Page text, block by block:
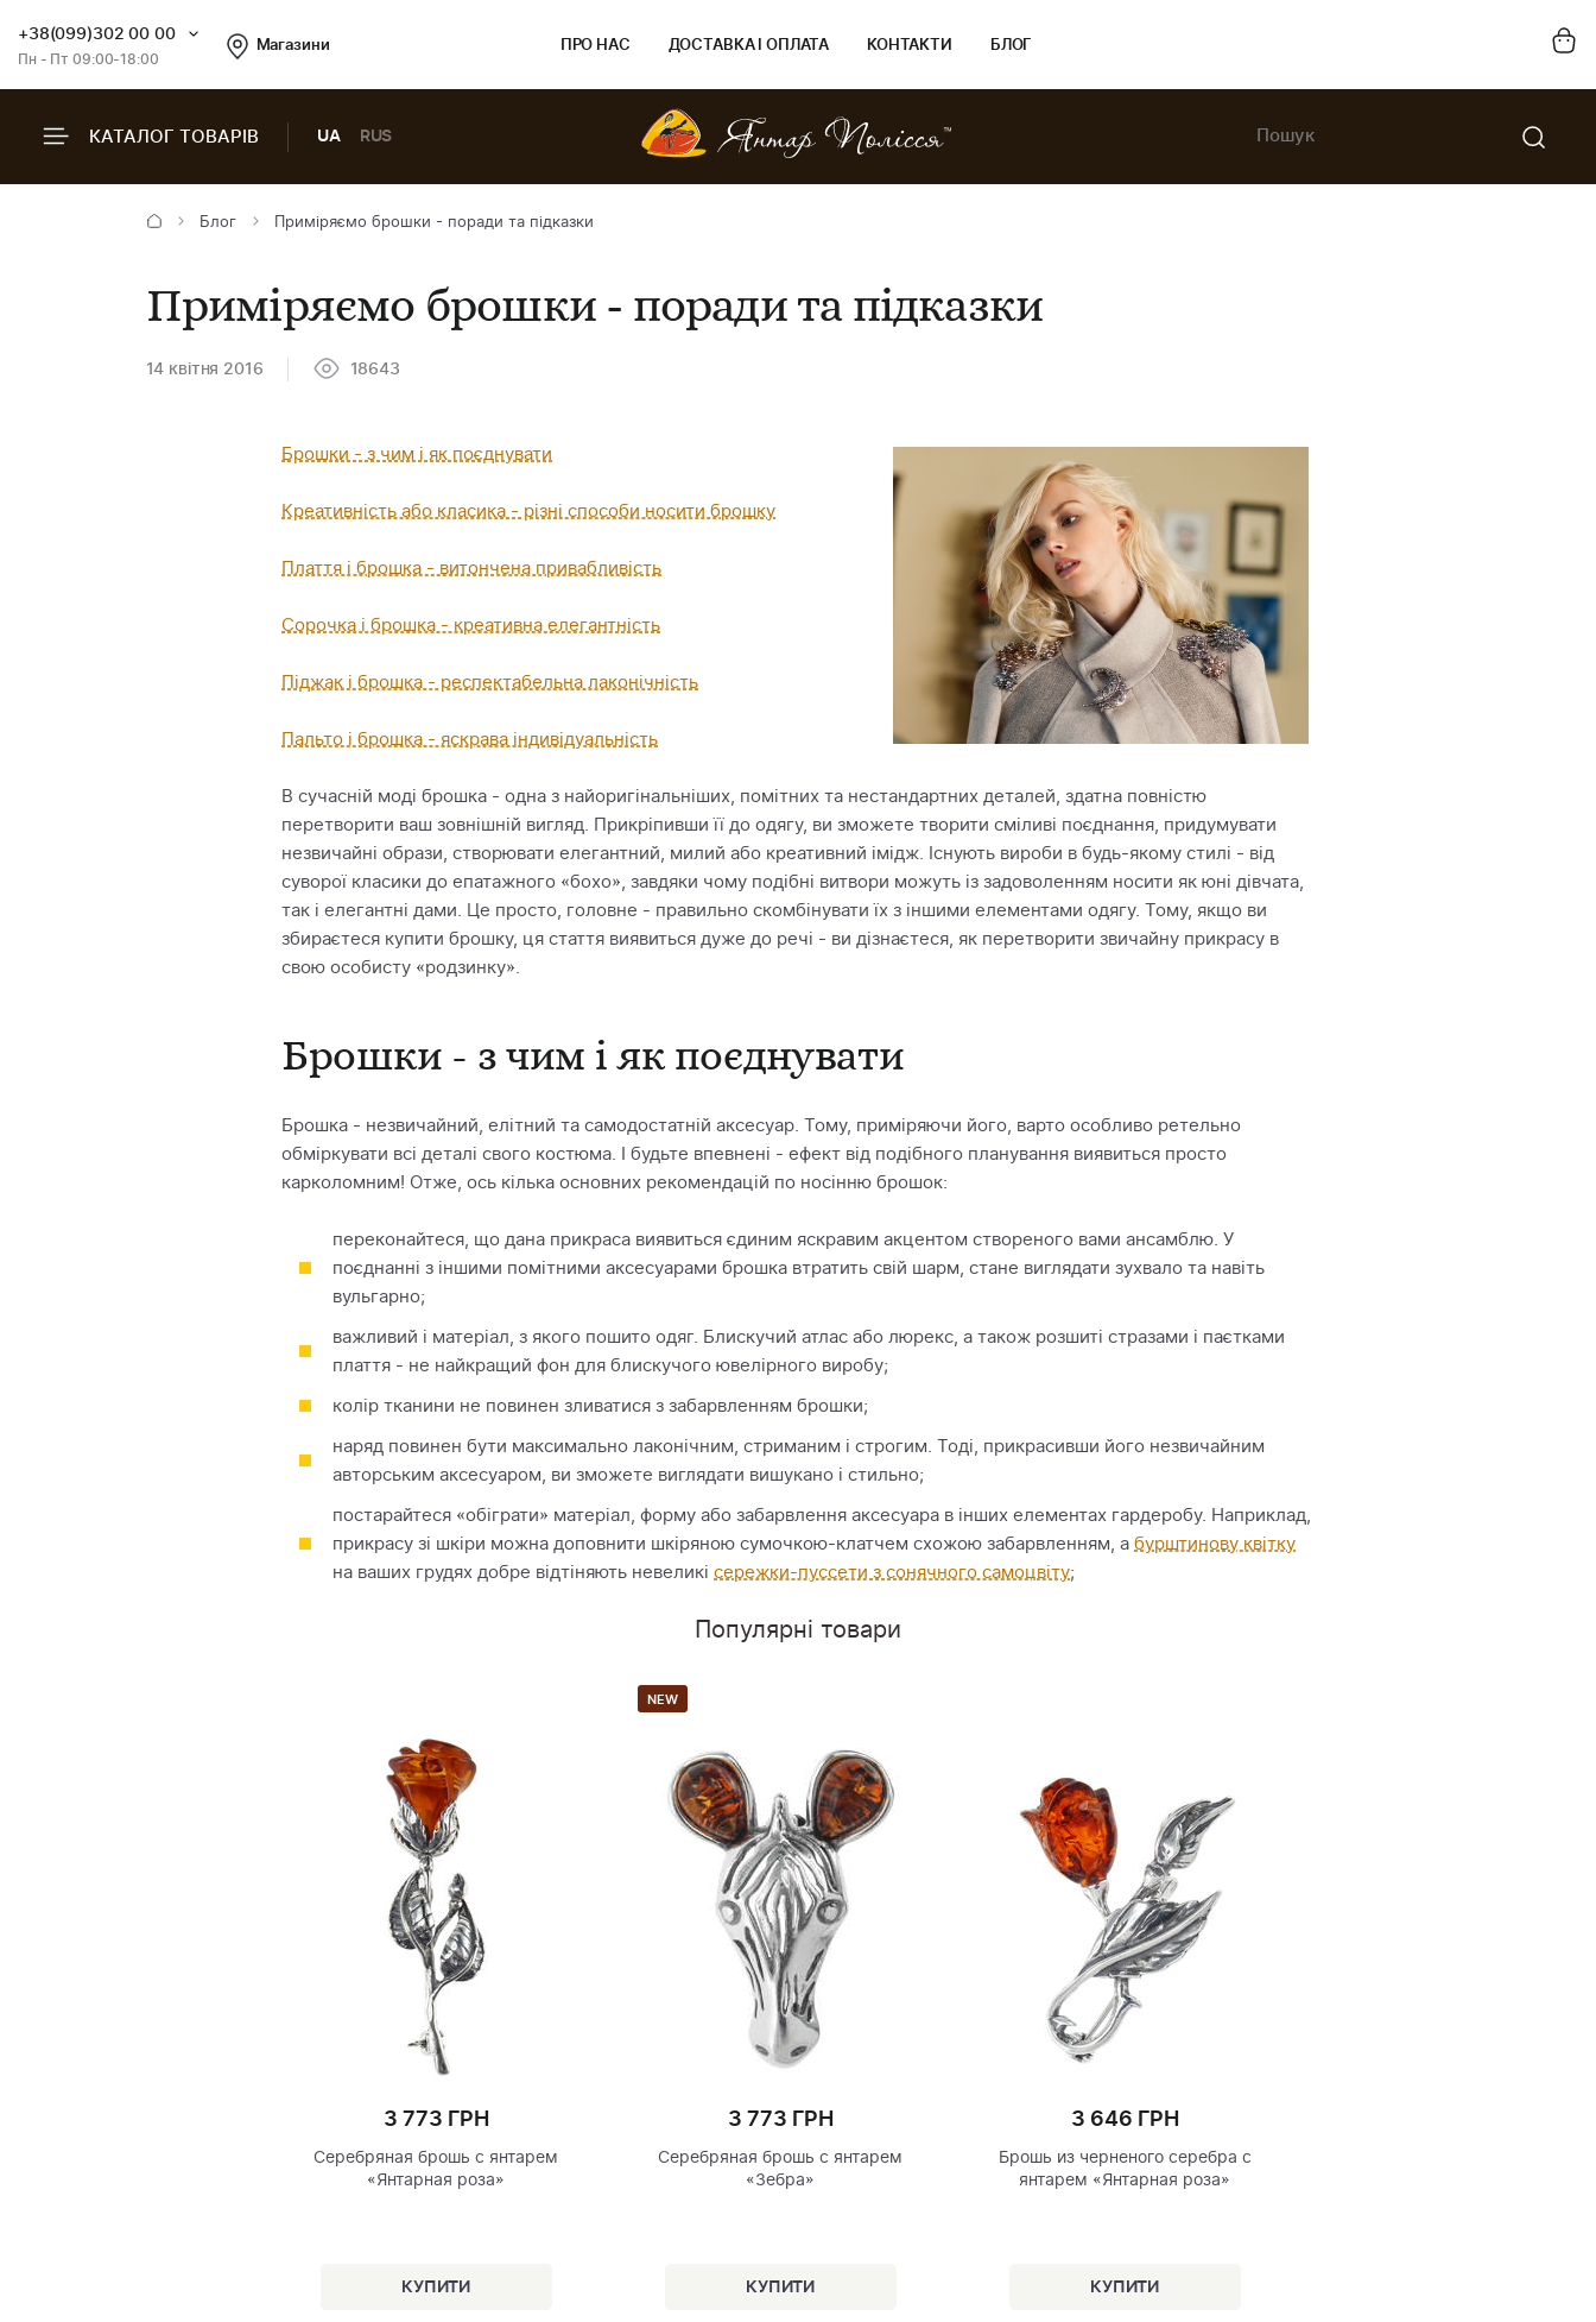
+38(099)302 00 00
Пн - Пт 09:00-18:00
Магазини ПРО НАС ДОСТАВКА І ОПЛАТА КОНТАКТИ БЛОГ
КАТАЛОГ ТОВАРІВ UA RUS
Блог Приміряємо брошки - поради та підказки
Приміряємо брошки - поради та підказки
14 квітня 2016 18643
Брошки - з чим і як поєднувати
Креативність або класика - різні способи носити брошку
Плаття і брошка - витончена привабливість
Сорочка і брошка - креативна елегантність
Піджак і брошка - респектабельна лаконічність
Пальто і брошка - яскрава індивідуальність
В сучасній моді брошка - одна з найоригінальніших, помітних та нестандартних деталей, здатна повністю
перетворити ваш зовнішній вигляд. Прикріпивши її до одягу, ви зможете творити сміливі поєднання, придумувати
незвичайні образи, створювати елегантний, милий або креативний імідж. Існують вироби в будь-якому стилі - від
суворої класики до епатажного «бохо», завдяки чому подібні витвори можуть із задоволенням носити як юні дівчата,
так і елегантні дами. Це просто, головне - правильно скомбінувати їх з іншими елементами одягу. Тому, якщо ви
збираєтеся купити брошку, ця стаття виявиться дуже до речі - ви дізнаєтеся, як перетворити звичайну прикрасу в
свою особисту «родзинку».
Брошки - з чим і як поєднувати
Брошка - незвичайний, елітний та самодостатній аксесуар. Тому, приміряючи його, варто особливо ретельно
обміркувати всі деталі свого костюма. І будьте впевнені - ефект від подібного планування виявиться просто
карколомним! Отже, ось кілька основних рекомендацій по носінню брошок:
переконайтеся, що дана прикраса виявиться єдиним яскравим акцентом створеного вами ансамблю. У
поєднанні з іншими помітними аксесуарами брошка втратить свій шарм, стане виглядати зухвало та навіть
вульгарно;
важливий і матеріал, з якого пошито одяг. Блискучий атлас або люрекс, а також розшиті стразами і паєтками
плаття - не найкращий фон для блискучого ювелірного виробу;
колір тканини не повинен зливатися з забарвленням брошки;
наряд повинен бути максимально лаконічним, стриманим і строгим. Тоді, прикрасивши його незвичайним
авторським аксесуаром, ви зможете виглядати вишукано і стильно;
постарайтеся «обіграти» матеріал, форму або забарвлення аксесуара в інших елементах гардеробу. Наприклад,
прикрасу зі шкіри можна доповнити шкіряною сумочкою-клатчем схожою забарвленням, а бурштинову квітку
на ваших грудях добре відтіняють невеликі сережки-пуссети з сонячного самоцвіту;
Популярні товари
3 773 ГРН
Серебряная брошь с янтарем
«Янтарная роза»
NEW
3 773 ГРН
Серебряная брошь с янтарем
«Зебра»
3 646 ГРН
Брошь из черненого серебра с
янтарем «Янтарная роза»